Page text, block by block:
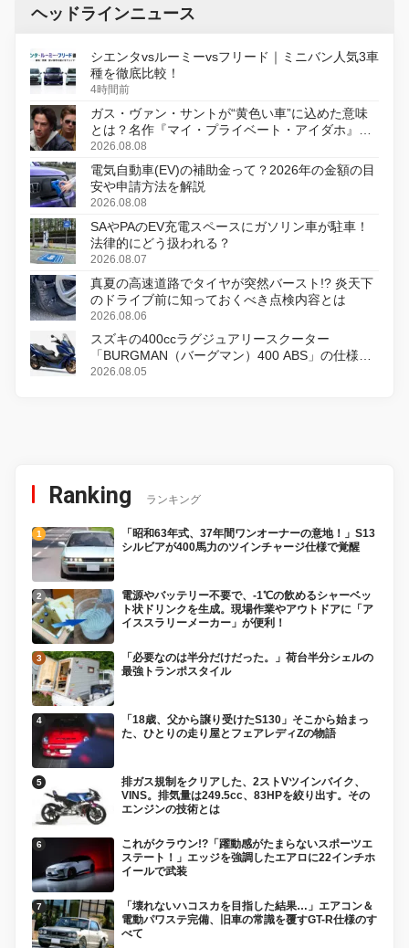
ヘッドラインニュース
シエンタvsルーミーvsフリード｜ミニバン人気3車
種を徹底比較！
4時間前
ガス・ヴァン・サントが“黄色い車”に込めた意味
とは？名作『マイ・プライベート・アイダホ』が
初のデジタルリマスター版で復活
2026.08.08
電気自動車(EV)の補助金って？2026年の金額の目
安や申請方法を解説
2026.08.08
SAやPAのEV充電スペースにガソリン車が駐車！
法律的にどう扱われる？
2026.08.07
真夏の高速道路でタイヤが突然バースト!? 炎天下
のドライブ前に知っておくべき点検内容とは
2026.08.06
スズキの400ccラグジュアリースクーター
「BURGMAN（バーグマン）400 ABS」の仕様を
変更し、8月18日に発売
2026.08.05
Ranking ランキング
「昭和63年式、37年間ワンオーナーの意地！」S13
シルビアが400馬力のツインチャージ仕様で覚醒
電源やバッテリー不要で、-1℃の飲めるシャーベッ
ト状ドリンクを生成。現場作業やアウトドアに「ア
イススラリーメーカー」が便利！
「必要なのは半分だけだった。」荷台半分シェルの
最強トランポスタイル
「18歳、父から譲り受けたS130」そこから始まっ
た、ひとりの走り屋とフェアレディZの物語
排ガス規制をクリアした、2ストVツインバイク、
VINS。排気量は249.5cc、83HPを絞り出す。その
エンジンの技術とは
これがクラウン!?「躍動感がたまらないスポーツエ
ステート！」エッジを強調したエアロに22インチホ
イールで武装
「壊れないハコスカを目指した結果…」エアコン＆
電動パワステ完備、旧車の常識を覆すGT-R仕様のす
べて